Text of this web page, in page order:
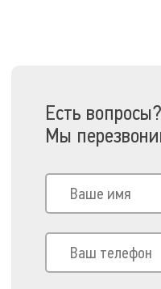
Есть вопросы?
Мы